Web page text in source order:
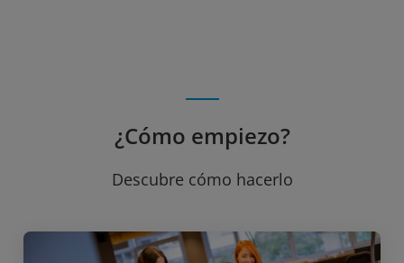
¿Cómo empiezo?
Descubre cómo hacerlo